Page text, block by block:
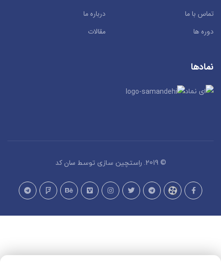
تماس با ما
درباره ما
دوره ها
مقالات
نمادها
© 2019. راستچین سازی توسط سان کد